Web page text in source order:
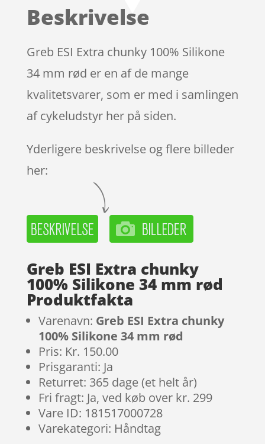
Beskrivelse
Greb ESI Extra chunky 100% Silikone
34 mm rød er en af de mange
kvalitetsvarer, som er med i samlingen
af cykeludstyr her på siden.
Yderligere beskrivelse og flere billeder
her:
Greb ESI Extra chunky
100% Silikone 34 mm rød
Produktfakta
Varenavn: Greb ESI Extra chunky
100% Silikone 34 mm rød
Pris: Kr. 150.00
Prisgaranti: Ja
Returret: 365 dage (et helt år)
Fri fragt: Ja, ved køb over kr. 299
Vare ID: 181517000728
Varekategori: Håndtag